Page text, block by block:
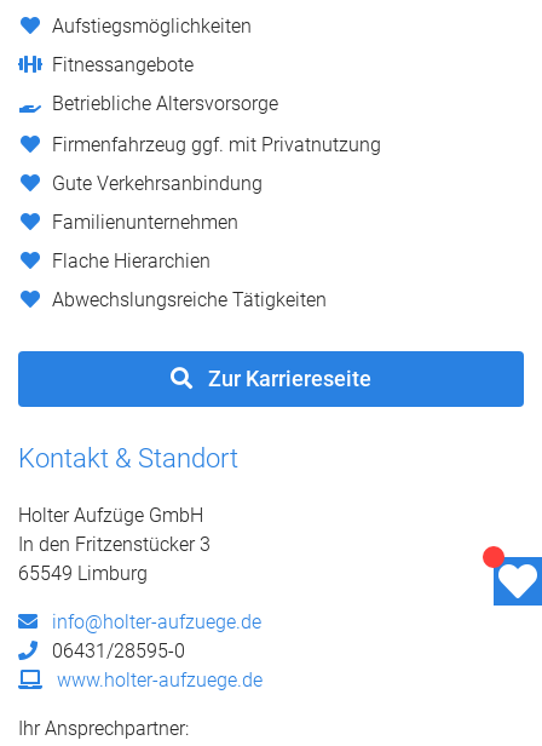
Aufstiegsmöglichkeiten
Fitnessangebote
Betriebliche Altersvorsorge
Firmenfahrzeug ggf. mit Privatnutzung
Gute Verkehrsanbindung
Familienunternehmen
Flache Hierarchien
Abwechslungsreiche Tätigkeiten
Zur Karriereseite
Kontakt & Standort
Holter Aufzüge GmbH
In den Fritzenstücker 3
65549 Limburg
info@holter-aufzuege.de
06431/28595-0
www.holter-aufzuege.de
Ihr Ansprechpartner: